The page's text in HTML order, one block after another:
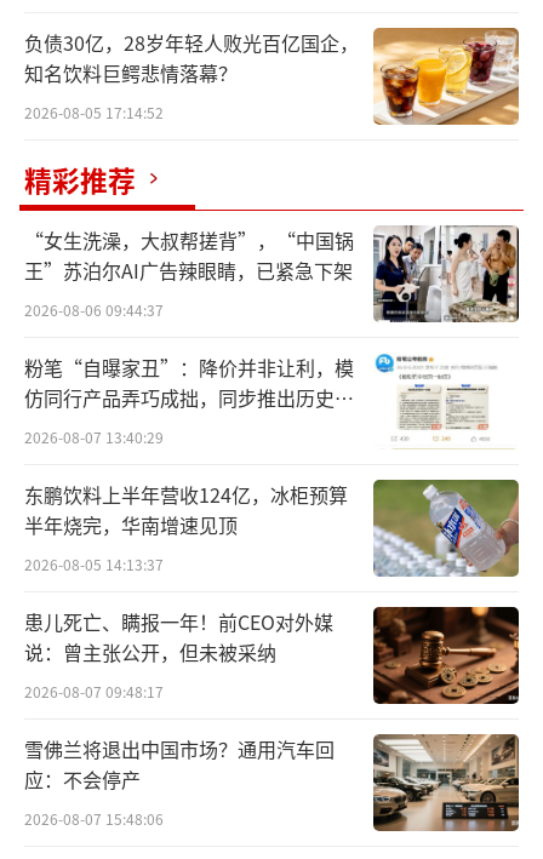
近日，“冰淇淋重回5元”相关话题登上热
搜。北京商报记者走访线下商超、便利店、雪
糕批发店发现，冰柜中的平价雪糕回归。
在海淀区玉泉路超市发，北京商报记者注
意到，冰柜里的18款雪糕中，主流雪糕价格在5
—10元，只有4款售价在15元及以上，最贵的一
款德芙榛果可可味售价18.9元。个别低于5元，
最便宜的一款奥雪满口香蛋糕巧克力口味售价2
元。
紧挨着超市发的罗森便利店内，平价雪糕
也多了起来。北京商报记者看到，冰柜里陈列
着20多种雪糕，零售价格清楚地贴在显眼位
置，多数雪糕价格在10元左右，如雀巢、奥利
奥、宾格瑞等品牌。最贵的仍是德芙巧克力冰
淇淋，售价19.9元。工作人员表示，高端雪糕
基本卖不出去，现在整体价格都不高。
在朝阳区和平里街道的一家临街店，可以
看到网红雪糕几乎消失不见，常见的如八喜、
伊利火炬、蒙牛随变、和路雪等品牌，比较受
负债30亿，28岁年轻人败光百亿国企，
知名饮料巨鳄悲情落幕？
2026-08-05 17:14:52
精彩推荐
“女生洗澡，大叔帮搓背”，“中国锅
王”苏泊尔AI广告辣眼睛，已紧急下架
2026-08-06 09:44:37
粉笔“自曝家丑”：降价并非让利，模
仿同行产品弄巧成拙，同步推出历史学
员退费方案
2026-08-07 13:40:29
东鹏饮料上半年营收124亿，冰柜预算
半年烧完，华南增速见顶
2026-08-05 14:13:37
患儿死亡、瞒报一年！前CEO对外媒
说：曾主张公开，但未被采纳
2026-08-07 09:48:17
雪佛兰将退出中国市场？通用汽车回
应：不会停产
2026-08-07 15:48:06